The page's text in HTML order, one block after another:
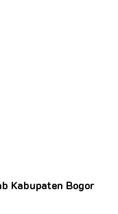
Kabupaten Bogor